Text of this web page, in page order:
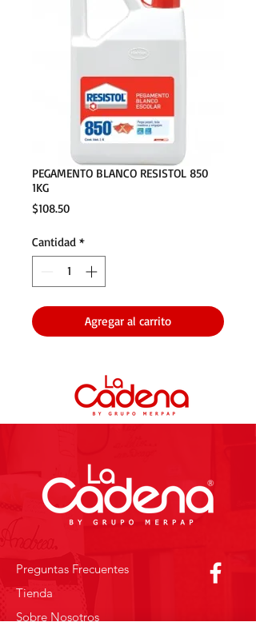
PEGAMENTO BLANCO RESISTOL 850
1KG
$108.50Precio
Cantidad *
Agregar al carrito
Preguntas Frecuentes
Tienda
Sobre Nosotros